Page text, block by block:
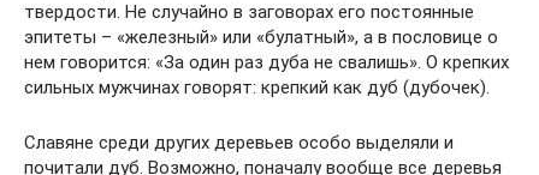
твердости. Не случайно в заговорах его постоянные
эпитеты – «железный» или «булатный», а в пословице о
нем говорится: «За один раз дуба не свалишь». О крепких
сильных мужчинах говорят: крепкий как дуб (дубочек).
Славяне среди других деревьев особо выделяли и
почитали дуб. Возможно, поначалу вообще все деревья